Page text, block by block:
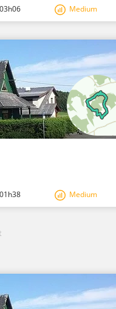
03h06 Medium
01h38 Medium